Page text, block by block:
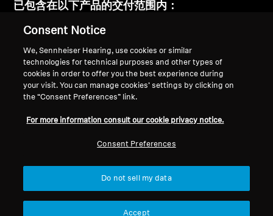
已包含在以下产品的交付范围内：
森海塞尔 IE 900
返回顶部
Consent Notice
We, Sennheiser Hearing, use cookies or similar
technologies for technical purposes and other types of
cookies in order to offer you the best experience during
your visit. You can manage cookies’ settings by clicking on
the “Consent Preferences” link.
For more information consult our cookie privacy notice.
Consent Preferences
Do not sell my data
Accept